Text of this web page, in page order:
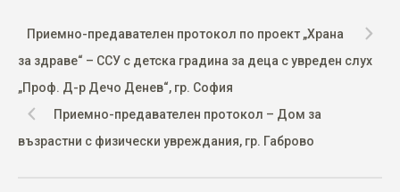
Приемно-предавателен протокол по проект „Храна
за здраве“ – ССУ с детска градина за деца с увреден слух
„Проф. Д-р Дечо Денев“, гр. София
Приемно-предавателен протокол – Дом за
възрастни с физически увреждания, гр. Габрово